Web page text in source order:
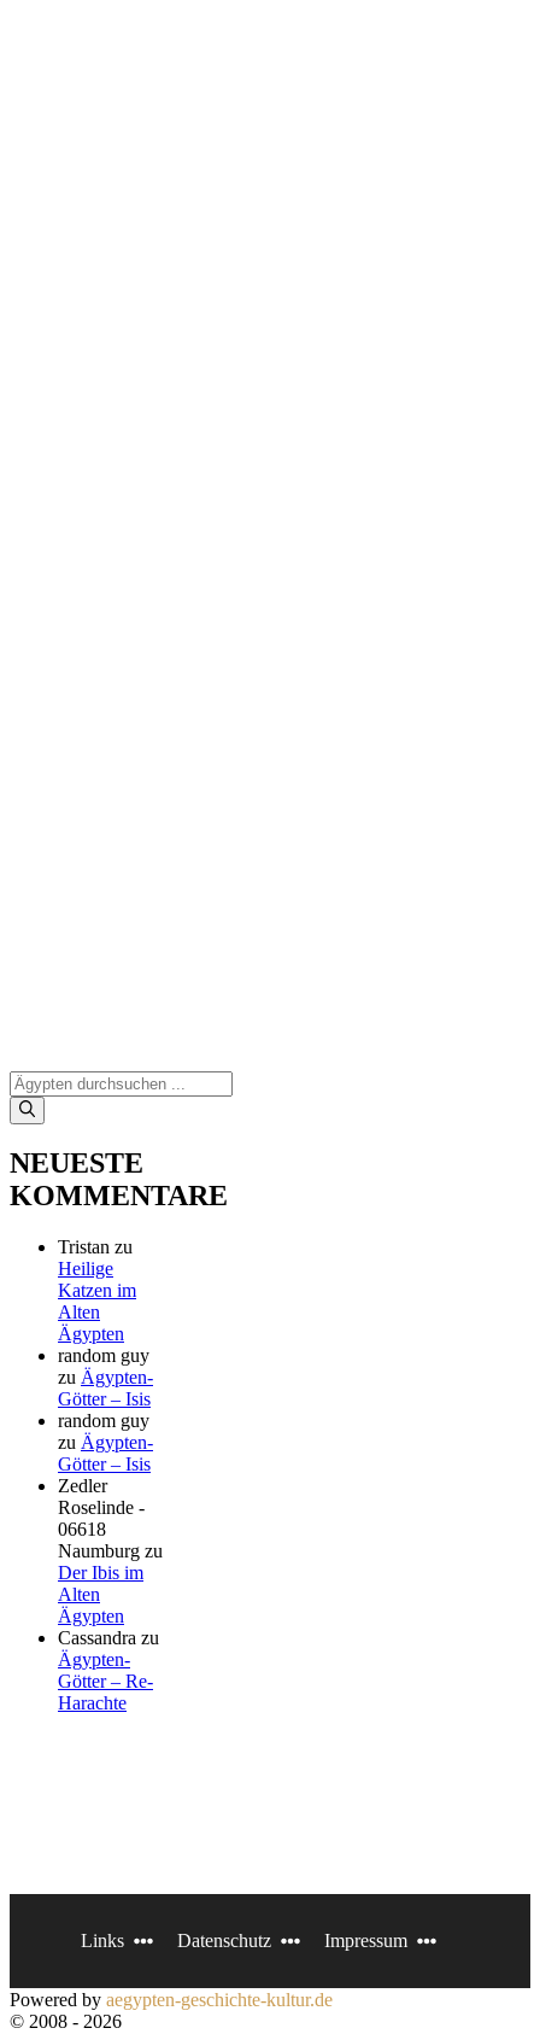
Suchen
nach:
NEUESTE
KOMMENTARE
Tristan zu
Heilige
Katzen im
Alten
Ägypten
random guy
zu Ägypten-
Götter – Isis
random guy
zu Ägypten-
Götter – Isis
Zedler
Roselinde -
06618
Naumburg zu
Der Ibis im
Alten
Ägypten
Cassandra zu
Ägypten-
Götter – Re-
Harachte
Links Datenschutz Impressum
Powered by aegypten-geschichte-kultur.de
© 2008 - 2026